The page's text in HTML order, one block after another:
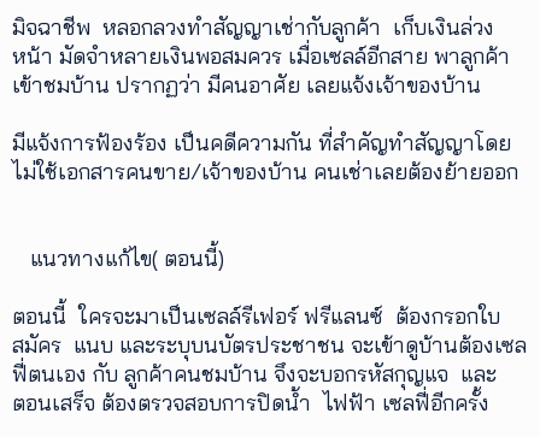
เพิ่ม
เติม
เรา
เงื่อนไข
บริการ
ดาวน์
แอปฯ
มิจฉาชีพ หลอกลวงทำสัญญาเช่ากับลูกค้า เก็บเงินล่วง
หน้า มัดจำหลายเงินพอสมควร เมื่อเซลล์อีกสาย พาลูกค้า
เข้าชมบ้าน ปรากฏว่า มีคนอาศัย เลยแจ้งเจ้าของบ้าน
มีแจ้งการฟ้องร้อง เป็นคดีความกัน ที่สำคัญทำสัญญาโดย
ไม่ใช้เอกสารคนขาย/เจ้าของบ้าน คนเช่าเลยต้องย้ายออก
แนวทางแก้ไข( ตอนนี้)
ตอนนี้ ใครจะมาเป็นเซลล์รีเฟอร์ ฟรีแลนซ์ ต้องกรอกใบ
สมัคร แนบ และระบุบนบัตรประชาชน จะเข้าดูบ้านต้องเซล
ฟี่ตนเอง กับ ลูกค้าคนชมบ้าน จึงจะบอกรหัสกุญแจ และ
ตอนเสร็จ ต้องตรวจสอบการปิดน้ำ ไฟฟ้า เซลฟี่อีกครั้ง